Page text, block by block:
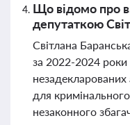
Що відомо про
депутаткою
Світлана
за 2022-2024 роки
для
незаконного